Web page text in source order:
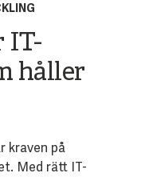
IT-
håller
kraven på
Med rätt IT-